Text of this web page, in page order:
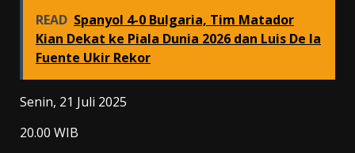
READ Spanyol 4-0 Bulgaria, Tim Matador
Kian Dekat ke Piala Dunia 2026 dan Luis De la
Fuente Ukir Rekor
Senin, 21 Juli 2025
20.00 WIB